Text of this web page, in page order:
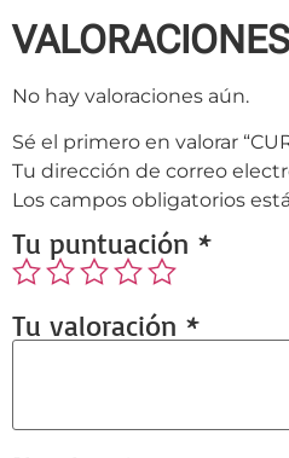
VALORACIONES
No hay valoraciones aún.
Sé el primero en valorar
Tu dirección de correo
Los campos obligatorios
Tu puntuación *
Tu valoración *